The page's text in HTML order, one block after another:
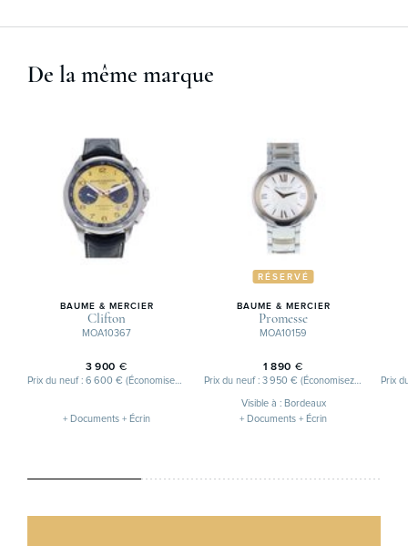
De la même marque
BAUME & MERCIER
Clifton
MOA10367
3 900 €
+ Documents + Écrin
RÉSERVÉ
BAUME & MERCIER
Promesse
MOA10159
1 890 €
Visible à : Bordeaux
+ Documents + Écrin